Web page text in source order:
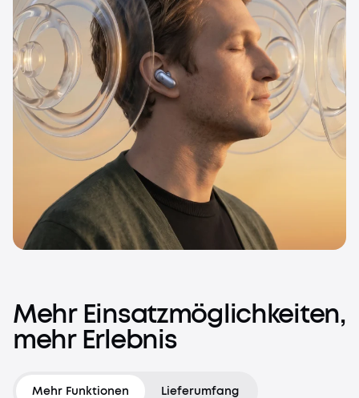
Mehr Einsatzmöglichkeiten,
mehr Erlebnis
Mehr Funktionen Lieferumfang